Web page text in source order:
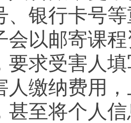
、银行卡号
会以邮寄课
要求受害人
人缴纳费用
甚至将个人